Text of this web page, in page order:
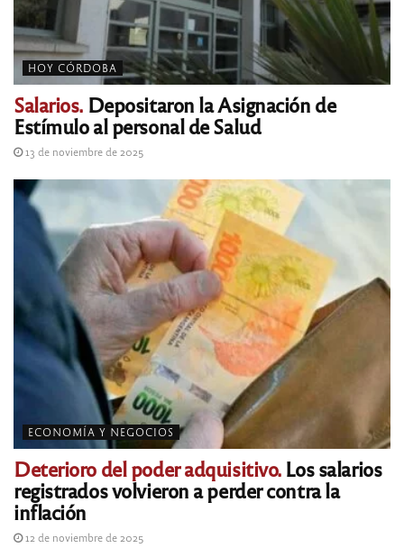
HOY CÓRDOBA
Salarios. Depositaron la Asignación de
Estímulo al personal de Salud
13 de noviembre de 2025
ECONOMÍA Y NEGOCIOS
Deterioro del poder adquisitivo.Los salarios
registrados volvieron a perder contra la
inflación
12 de noviembre de 2025